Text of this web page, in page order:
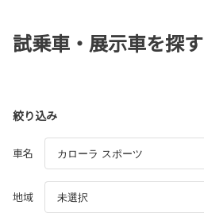
試乗車・展示車を探す
絞り込み
車名
地域